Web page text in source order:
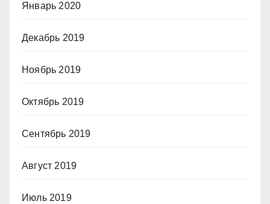
Январь 2020
Декабрь 2019
Ноябрь 2019
Октябрь 2019
Сентябрь 2019
Август 2019
Июль 2019